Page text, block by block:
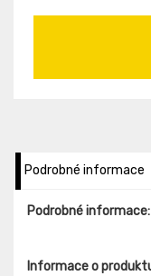
Podrobné informace
Podrobné
Informace o